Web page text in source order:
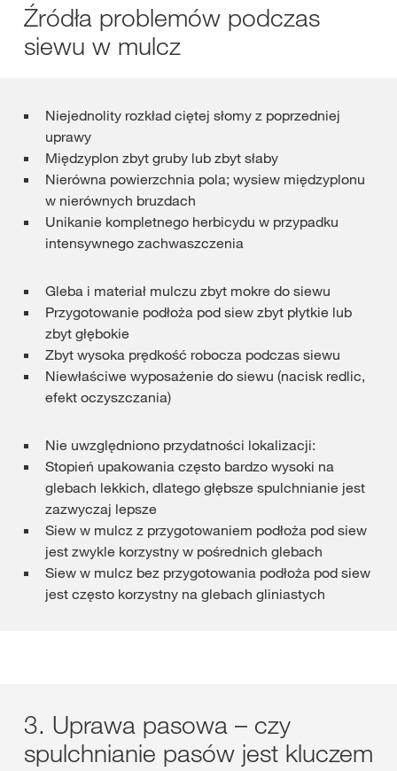
Źródła problemów podczas
siewu w mulcz
Niejednolity rozkład ciętej słomy z poprzedniej
uprawy
Międzyplon zbyt gruby lub zbyt słaby
Nierówna powierzchnia pola; wysiew międzyplonu
w nierównych bruzdach
Unikanie kompletnego herbicydu w przypadku
intensywnego zachwaszczenia
Gleba i materiał mulczu zbyt mokre do siewu
Przygotowanie podłoża pod siew zbyt płytkie lub
zbyt głębokie
Zbyt wysoka prędkość robocza podczas siewu
Niewłaściwe wyposażenie do siewu (nacisk redlic,
efekt oczyszczania)
Nie uwzględniono przydatności lokalizacji:
Stopień upakowania często bardzo wysoki na
glebach lekkich, dlatego głębsze spulchnianie jest
zazwyczaj lepsze
Siew w mulcz z przygotowaniem podłoża pod siew
jest zwykle korzystny w pośrednich glebach
Siew w mulcz bez przygotowania podłoża pod siew
jest często korzystny na glebach gliniastych
3. Uprawa pasowa – czy
spulchnianie pasów jest kluczem